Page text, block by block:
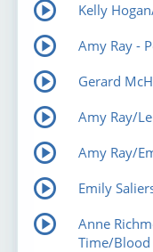
Kelly
Amy Ray -
Gerard
Amy Ray/
Amy Ray/
Emily
Anne
Time/